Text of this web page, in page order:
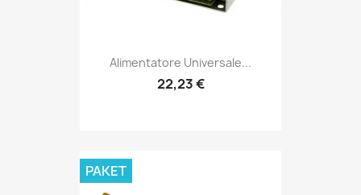
Alimentatore Universale...
22,23 €
PAKET